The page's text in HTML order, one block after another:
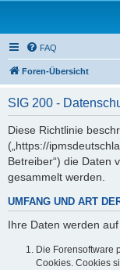
FAQ
Foren-Übersicht
SIG 200 -
Diese Richtlinie
(„https://
Betreiber“) die Daten
gesammelt werden.
UMFANG UND ART
Ihre Daten werden
Die Forensoftware
Cookies. Cookies